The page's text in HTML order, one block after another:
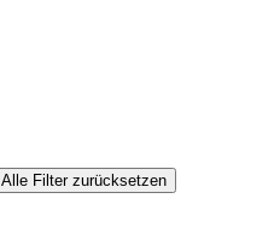
Alle Filter zurücksetzen